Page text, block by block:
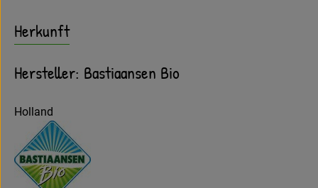
Herkunft
Hersteller: Bastiaansen Bio
Holland